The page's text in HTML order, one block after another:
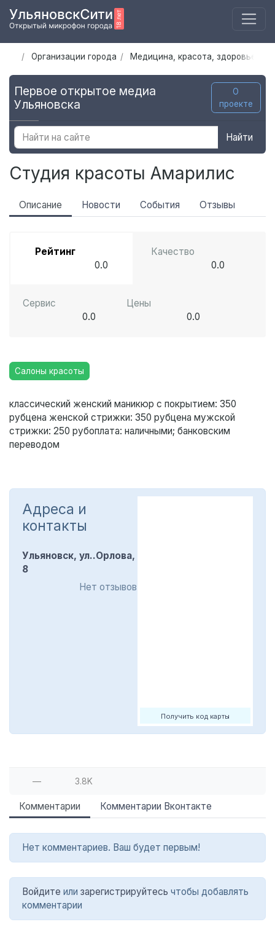
Организации города Медицина, красота, здоровье
Первое открытое медиа
Ульяновска
О
проекте
Найти
Студия красоты Амарилис
Описание Новости События Отзывы
Рейтинг
0.0
Качество
0.0
Сервис
0.0
Цены
0.0
Салоны красоты
классический женский маникюр с покрытием: 350
рубцена женской стрижки: 350 рубцена мужской
стрижки: 250 рубоплата: наличными; банковским
переводом
Получить код карты
Адреса и
контакты
Ульяновск, ул..Орлова,
8
Нет отзывов
— 3.8K
Комментарии Комментарии Вконтакте
Нет комментариев. Ваш будет первым!
Войдите или зарегистрируйтесь чтобы добавлять
комментарии